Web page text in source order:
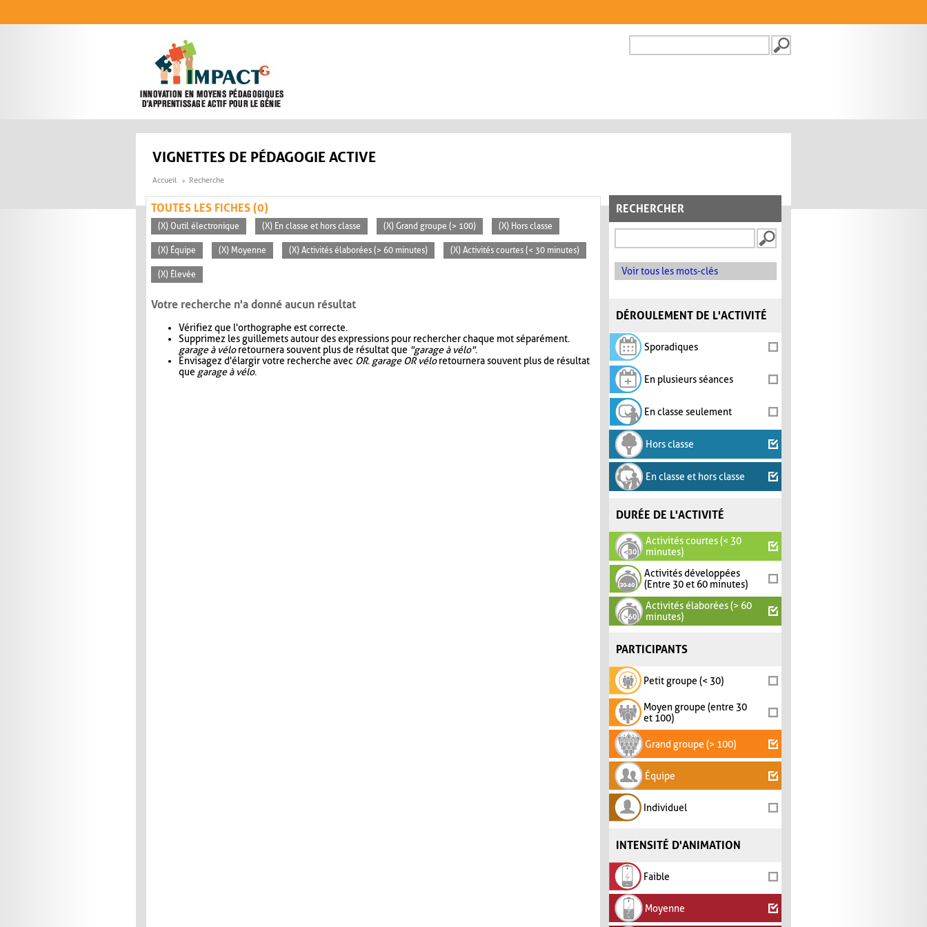
FORMULAIRE DE
VIGNETTES DE PÉDAGOGIE ACTIVE
Accueil Recherche
RECHERCHER
Voir tous les mots-clés
DÉROULEMENT DE L'ACTIVITÉ
Sporadiques
En plusieurs séances
En classe seulement
Hors classe
En classe et hors classe
DURÉE DE L'ACTIVITÉ
Activités courtes (< 30
minutes)
Activités développées
(Entre 30 et 60 minutes)
Activités élaborées (> 60
minutes)
PARTICIPANTS
Petit groupe (< 30)
Moyen groupe (entre 30
et 100)
Grand groupe (> 100)
Équipe
Individuel
INTENSITÉ D'ANIMATION
Faible
Moyenne
TOUTES LES FICHES (0)
(X) Outil électronique (X) En classe et hors classe (X) Grand groupe (> 100) (X) Hors classe
(X) Équipe (X) Moyenne (X) Activités élaborées (> 60 minutes) (X) Activités courtes (< 30 minutes)
(X) Élevée
Votre recherche n'a donné aucun résultat
Vérifiez que l'orthographe est correcte.
Supprimez les guillemets autour des expressions pour rechercher chaque mot séparément.
garage à véloretournera souvent plus de résultat que "garage à vélo".
Envisagez d'élargir votre recherche avec OR. garage OR véloretournera souvent plus de résultat
que garage à vélo.